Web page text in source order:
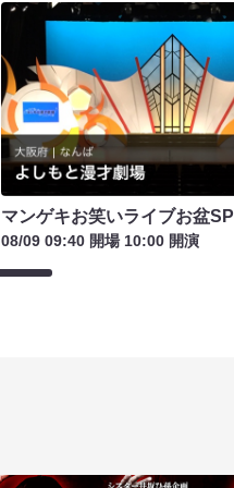
マンゲキお笑いライブお盆SP
08/09 09:40 開場 10:00 開演